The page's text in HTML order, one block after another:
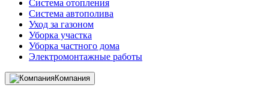
Система отопления
Система автополива
Уход за газоном
Уборка участка
Уборка частного дома
Электромонтажные работы
Компания